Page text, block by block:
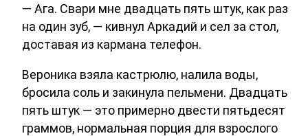
— Ага. Свари мне двадцать пять штук, как раз
на один зуб, — кивнул Аркадий и сел за стол,
доставая из кармана телефон.
Вероника взяла кастрюлю, налила воды,
бросила соль и закинула пельмени. Двадцать
пять штук — это примерно двести пятьдесят
граммов, нормальная порция для взрослого